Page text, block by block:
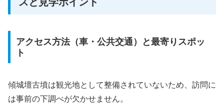
スと見学ポイント
アクセス方法（車・公共交通）と最寄りスポッ
ト
傾城壇古墳は観光地として整備されていないため、訪問に
は事前の下調べが欠かせません。